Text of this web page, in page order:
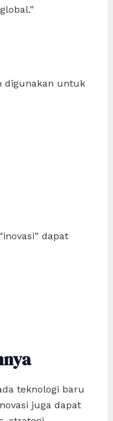
digunakan untuk
dapat
teknologi baru
juga dapat